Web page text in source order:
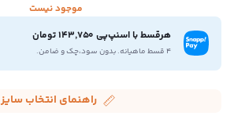
موجود نیست
هرقسط با اسنپ‌پی 143,750 تومان
۴ قسط ماهیانه. بدون سود،چک و ضامن.
راهنمای انتخاب سایز